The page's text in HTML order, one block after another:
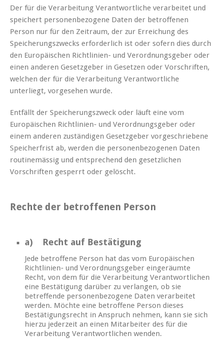
Der für die Verarbeitung Verantwortliche verarbeitet und
speichert personenbezogene Daten der betroffenen
Person nur für den Zeitraum, der zur Erreichung des
Speicherungszwecks erforderlich ist oder sofern dies durch
den Europäischen Richtlinien- und Verordnungsgeber oder
einen anderen Gesetzgeber in Gesetzen oder Vorschriften,
welchen der für die Verarbeitung Verantwortliche
unterliegt, vorgesehen wurde.
Entfällt der Speicherungszweck oder läuft eine vom
Europäischen Richtlinien- und Verordnungsgeber oder
einem anderen zuständigen Gesetzgeber vorgeschriebene
Speicherfrist ab, werden die personenbezogenen Daten
routinemässig und entsprechend den gesetzlichen
Vorschriften gesperrt oder gelöscht.
Rechte der betroffenen Person
a) Recht auf Bestätigung
Jede betroffene Person hat das vom Europäischen
Richtlinien- und Verordnungsgeber eingeräumte
Recht, von dem für die Verarbeitung Verantwortlichen
eine Bestätigung darüber zu verlangen, ob sie
betreffende personenbezogene Daten verarbeitet
werden. Möchte eine betroffene Person dieses
Bestätigungsrecht in Anspruch nehmen, kann sie sich
hierzu jederzeit an einen Mitarbeiter des für die
Verarbeitung Verantwortlichen wenden.